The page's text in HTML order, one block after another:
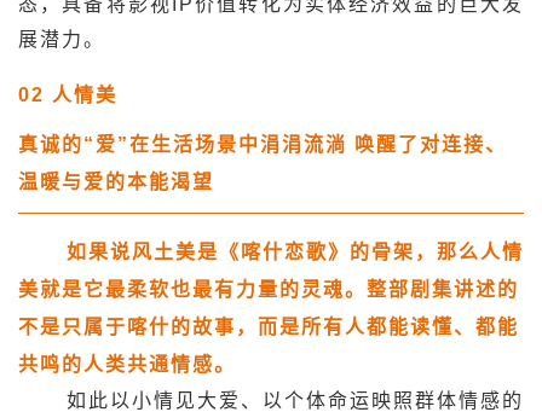
展潜力。
02 人情美
真诚的“爱”在生活场景中涓涓流淌 唤醒了对连接、
温暖与爱的本能渴望
如果说风土美是《喀什恋歌》的骨架，那么人情
美就是它最柔软也最有力量的灵魂。整部剧集讲述的
不是只属于喀什的故事，而是所有人都能读懂、都能
共鸣的人类共通情感。
如此以小情见大爱、以个体命运映照群体情感的